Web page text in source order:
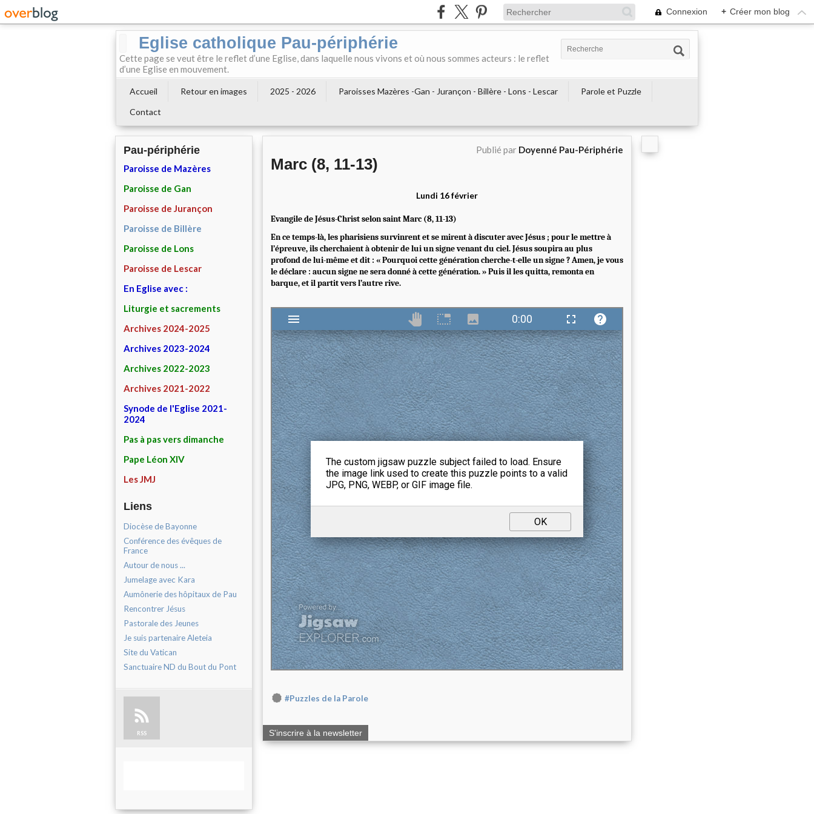
Connexion + Créer mon blog
Eglise catholique Pau-périphérie
Cette page se veut être le reflet d’une Eglise, dans laquelle nous vivons et où nous sommes acteurs : le reflet
d’une Eglise en mouvement.
Accueil Retour en images 2025 - 2026 Paroisses Mazères -Gan - Jurançon - Billère - Lons - Lescar
Parole et Puzzle
Contact
Pau-périphérie
Paroisse de Mazères
Paroisse de Gan
Paroisse de Jurançon
Paroisse de Billère
Paroisse de Lons
Paroisse de Lescar
En Eglise avec :
Liturgie et sacrements
Archives 2024-2025
Archives 2023-2024
Archives 2022-2023
Archives 2021-2022
Synode de l'Eglise 2021-
2024
Pas à pas vers dimanche
Pape Léon XIV
Les JMJ
Liens
Diocèse de Bayonne
Conférence des évêques de
France
Autour de nous ...
Jumelage avec Kara
Aumônerie des hôpitaux de Pau
Rencontrer Jésus
Pastorale des Jeunes
Je suis partenaire Aleteia
Site du Vatican
Sanctuaire ND du Bout du Pont
RSS
Publié par Doyenné Pau-Périphérie
Marc (8, 11-13)
Lundi 16 février
Evangile de Jésus-Christ selon saint Marc (8, 11-13)
En ce temps-là, les pharisiens survinrent et se mirent à discuter avec Jésus ; pour le mettre à
l’épreuve, ils cherchaient à obtenir de lui un signe venant du ciel. Jésus soupira au plus
profond de lui-même et dit : « Pourquoi cette génération cherche-t-elle un signe ? Amen, je vous
le déclare : aucun signe ne sera donné à cette génération. » Puis il les quitta, remonta en
barque, et il partit vers l’autre rive.
#Puzzles de la Parole
S'inscrire à la newsletter